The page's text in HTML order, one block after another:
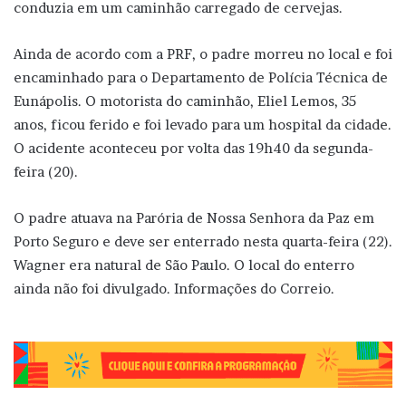
conduzia em um caminhão carregado de cervejas.
Ainda de acordo com a PRF, o padre morreu no local e foi
encaminhado para o Departamento de Polícia Técnica de
Eunápolis. O motorista do caminhão, Eliel Lemos, 35
anos, ficou ferido e foi levado para um hospital da cidade.
O acidente aconteceu por volta das 19h40 da segunda-
feira (20).
O padre atuava na Parória de Nossa Senhora da Paz em
Porto Seguro e deve ser enterrado nesta quarta-feira (22).
Wagner era natural de São Paulo. O local do enterro
ainda não foi divulgado. Informações do Correio.